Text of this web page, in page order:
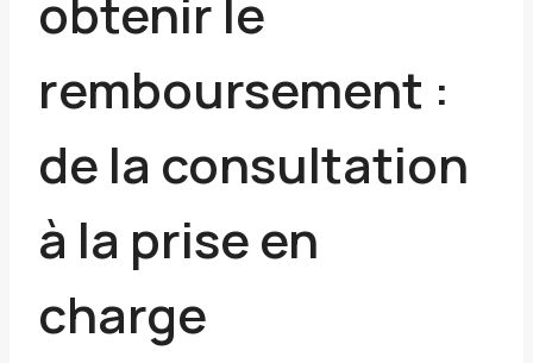
obtenir le
remboursement :
de la consultation
à la prise en
charge